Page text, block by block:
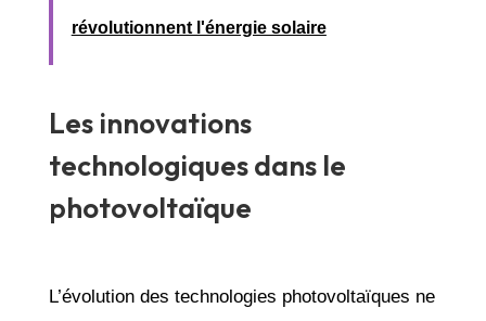
révolutionnent l'énergie solaire
Les innovations
technologiques dans le
photovoltaïque
L’évolution des technologies photovoltaïques ne